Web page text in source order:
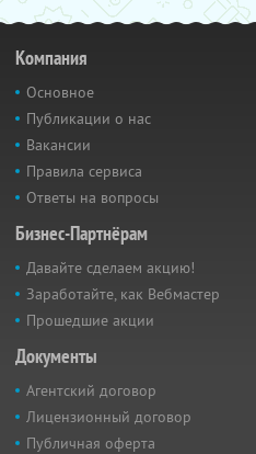
Компания
Основное
Публикации о нас
Вакансии
Правила сервиса
Ответы на вопросы
Бизнес-Партнёрам
Давайте сделаем акцию!
Заработайте, как Вебмастер
Прошедшие акции
Документы
Агентский договор
Лицензионный договор
Публичная оферта